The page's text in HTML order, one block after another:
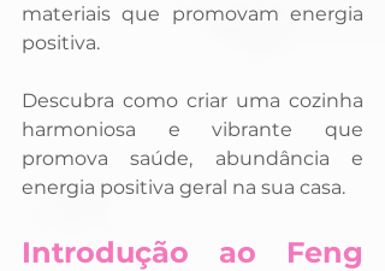
materiais que promovam energia
positiva.
Descubra como criar uma cozinha
harmoniosa e vibrante que
promova saúde, abundância e
energia positiva geral na sua casa.
Introdução ao Feng